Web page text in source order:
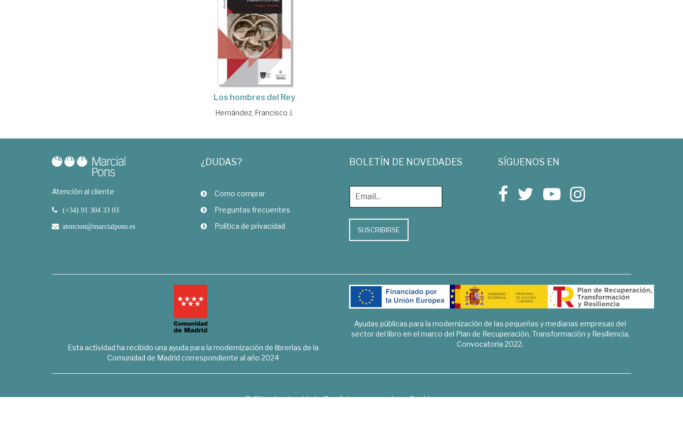
Los hombres del Rey
Hernández, Francisco J.
Atención al cliente
(+34) 91 304 33 03
atencion@marcialpons.es
¿DUDAS?
Como comprar
Preguntas frecuentes
Política de privacidad
BOLETÍN DE NOVEDADES
SUSCRIBIRSE
SÍGUENOS EN
Esta actividad ha recibido una ayuda para la modernización de librerías de la
Comunidad de Madrid correspondiente al año 2024
Ayudas públicas para la modernización de las pequeñas y medianas empresas del
sector del libro en el marco del Plan de Recuperación, Transformación y Resiliencia.
Convocatoria 2022.
Política de privacidad Condiciones generales
Cookies